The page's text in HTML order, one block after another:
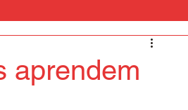
aprendem